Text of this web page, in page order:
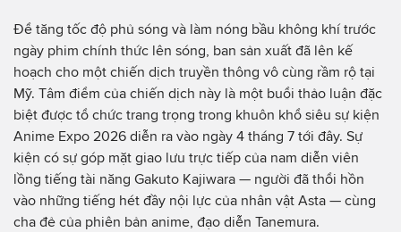
Để tăng tốc độ phủ sóng và làm nóng bầu không khí trước
ngày phim chính thức lên sóng, ban sản xuất đã lên kế
hoạch cho một chiến dịch truyền thông vô cùng rầm rộ tại
Mỹ. Tâm điểm của chiến dịch này là một buổi thảo luận đặc
biệt được tổ chức trang trọng trong khuôn khổ siêu sự kiện
Anime Expo 2026 diễn ra vào ngày 4 tháng 7 tới đây. Sự
kiện có sự góp mặt giao lưu trực tiếp của nam diễn viên
lồng tiếng tài năng Gakuto Kajiwara — người đã thổi hồn
vào những tiếng hét đầy nội lực của nhân vật Asta — cùng
cha đẻ của phiên bản anime, đạo diễn Tanemura.